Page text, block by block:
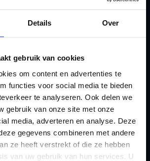
Details Over
gebruik van cookies
om content en advertenties te
functies voor social media te bieden
te analyseren. Ook delen we
gebruik van onze site met onze
media, adverteren en analyse. Deze
gegevens combineren met andere
ze heeft verstrekt of die ze hebben
van uw gebruik van hun services. U
(PDF)
(Word)
(PDF)
(Word)
(PDF)
Loonadministratie
verzorgen
Mogelijkheden
Stamrecht BV
O
ODV BV